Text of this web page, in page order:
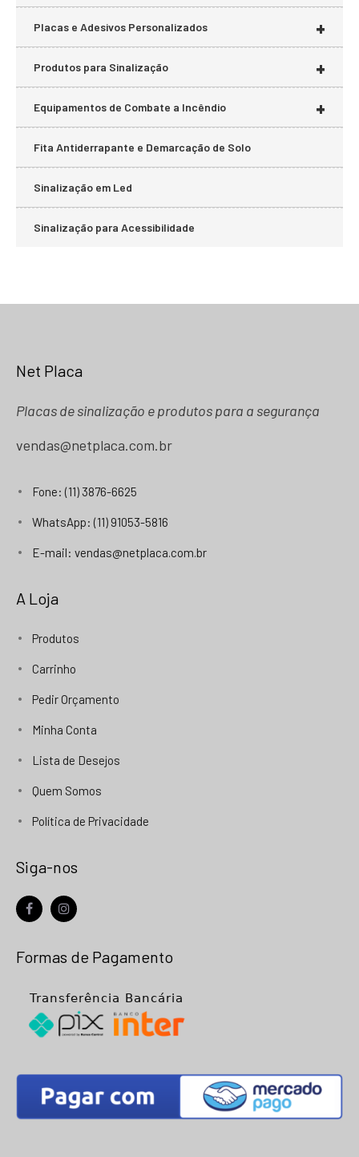
+
Placas e Adesivos Personalizados
+
Produtos para Sinalização
+
Equipamentos de Combate a Incêndio
Fita Antiderrapante e Demarcação de Solo
Sinalização em Led
Sinalização para Acessibilidade
Net Placa
Placas de sinalização e produtos para a segurança
vendas@netplaca.com.br
Fone: (11) 3876-6625
WhatsApp: (11) 91053-5816
E-mail: vendas@netplaca.com.br
A Loja
Produtos
Carrinho
Pedir Orçamento
Minha Conta
Lista de Desejos
Quem Somos
Política de Privacidade
Siga-nos
Formas de Pagamento